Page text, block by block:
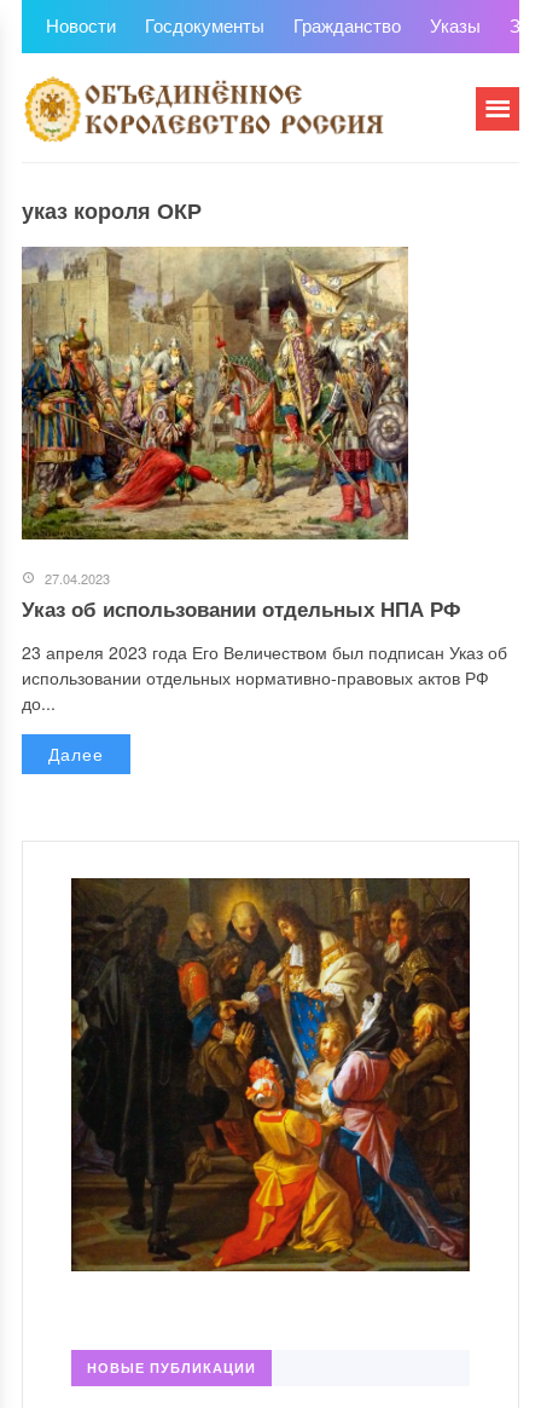
Новости Госдокументы Гражданство Указы
указ короля ОКР
27.04.2023
Указ об использовании отдельных НПА РФ
23 апреля 2023 года Его Величеством был подписан Указ об
использовании отдельных нормативно-правовых актов РФ
до...
Далее
НОВЫЕ ПУБЛИКАЦИИ